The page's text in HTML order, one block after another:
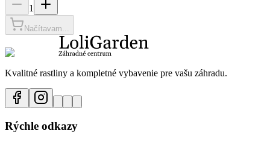
1
Načítavam...
Kvalitné rastliny a kompletné vybavenie pre vašu záhradu.
Rýchle odkazy